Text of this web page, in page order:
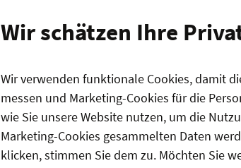
Wir schätzen Ihre
Wir verwenden funktionale Cookies, damit
messen und Marketing-Cookies für die
wie Sie unsere Website nutzen, um die
Marketing-Cookies gesammelten Daten
klicken, stimmen Sie dem zu. Möchten Sie
Wir verwenden Ihre Daten
„Mir fehlen ikonische
Architekten aus aller